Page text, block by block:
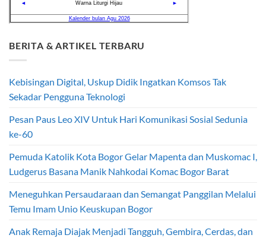
BERITA & ARTIKEL TERBARU
Kebisingan Digital, Uskup Didik Ingatkan Komsos Tak
Sekadar Pengguna Teknologi
Pesan Paus Leo XIV Untuk Hari Komunikasi Sosial Sedunia
ke-60
Pemuda Katolik Kota Bogor Gelar Mapenta dan Muskomac I,
Ludgerus Basana Manik Nahkodai Komac Bogor Barat
Meneguhkan Persaudaraan dan Semangat Panggilan Melalui
Temu Imam Unio Keuskupan Bogor
Anak Remaja Diajak Menjadi Tangguh, Gembira, Cerdas, dan